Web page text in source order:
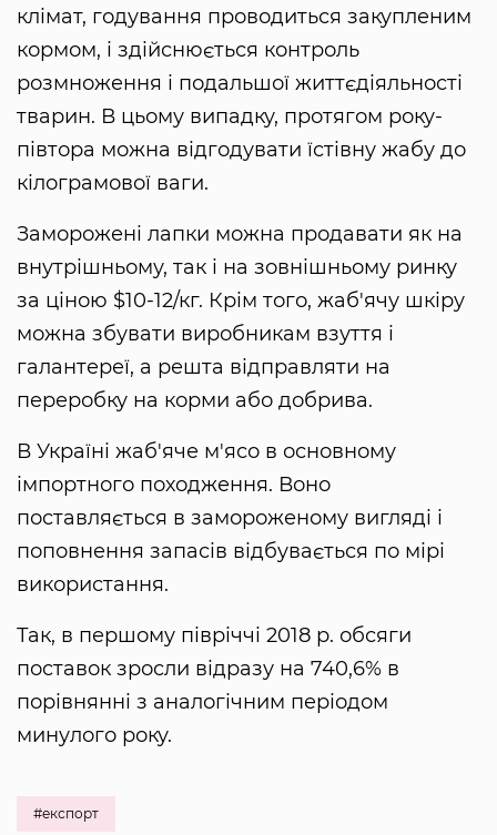
клімат, годування проводиться закупленим
кормом, і здійснюється контроль
розмноження і подальшої життєдіяльності
тварин. В цьому випадку, протягом року-
півтора можна відгодувати їстівну жабу до
кілограмової ваги.
Заморожені лапки можна продавати як на
внутрішньому, так і на зовнішньому ринку
за ціною $10-12/кг. Крім того, жаб'ячу шкіру
можна збувати виробникам взуття і
галантереї, а решта відправляти на
переробку на корми або добрива.
В Україні жаб'яче м'ясо в основному
імпортного походження. Воно
поставляється в замороженому вигляді і
поповнення запасів відбувається по мірі
використання.
Так, в першому півріччі 2018 р. обсяги
поставок зросли відразу на 740,6% в
порівнянні з аналогічним періодом
минулого року.
#експорт